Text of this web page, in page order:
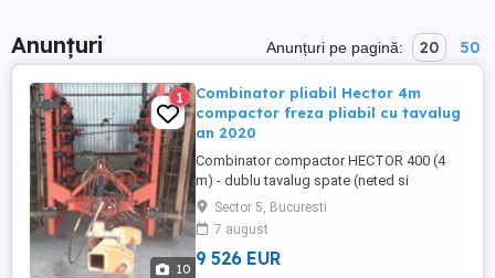
Anunțuri Anunțuri pe pagină: 20 50
10
1
Combinator pliabil Hector 4m
compactor freza pliabil cu tavalug
an 2020
Combinator compactor HECTOR 400 (4
m) - dublu tavalug spate (neted si
crosskill) in fata are tavalug cu lamele
diametru de 400 mm organe active 2
randuri de sageti cu latime de 260 mm
bara de nivelare pe spate 2 randuri de
Sector 5, Bucuresti
7 august
9 526 EUR